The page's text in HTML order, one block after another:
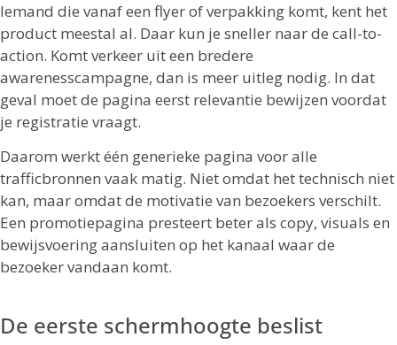
Iemand die vanaf een flyer of verpakking komt, kent het
product meestal al. Daar kun je sneller naar de call-to-
action. Komt verkeer uit een bredere
awarenesscampagne, dan is meer uitleg nodig. In dat
geval moet de pagina eerst relevantie bewijzen voordat
je registratie vraagt.
Daarom werkt één generieke pagina voor alle
trafficbronnen vaak matig. Niet omdat het technisch niet
kan, maar omdat de motivatie van bezoekers verschilt.
Een promotiepagina presteert beter als copy, visuals en
bewijsvoering aansluiten op het kanaal waar de
bezoeker vandaan komt.
De eerste schermhoogte beslist